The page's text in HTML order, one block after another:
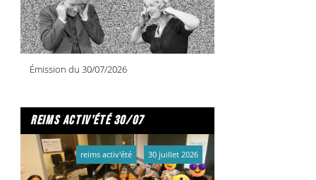
Émission du 30/07/2026
reims activ'été 30/07
reims activ'été 30 juillet 2026